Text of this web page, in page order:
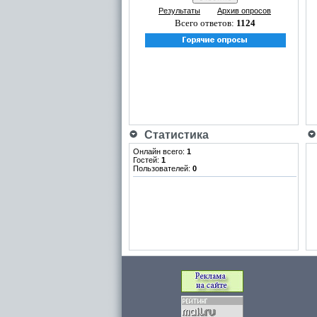
Результаты Архив опросов
Всего ответов: 1124
Статистика
Онлайн всего: 1
Гостей: 1
Пользователей: 0